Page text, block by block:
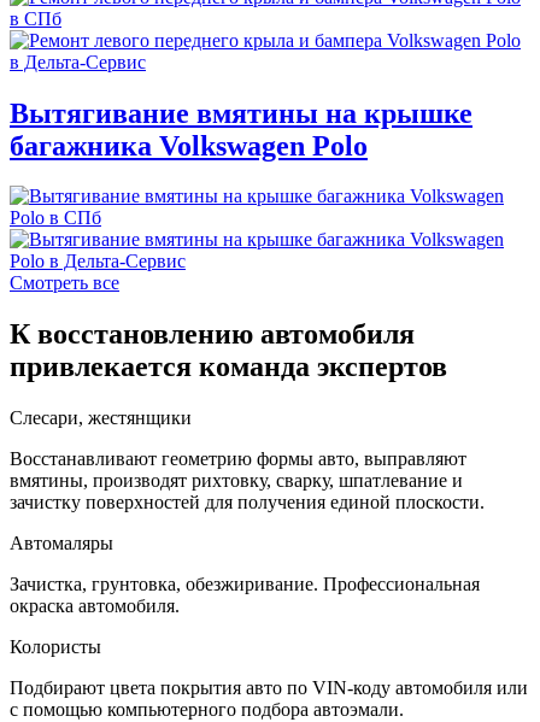
Вытягивание вмятины на крышке
багажника Volkswagen Polo
Смотреть все
К восстановлению автомобиля
привлекается команда экспертов
Слесари, жестянщики
Восстанавливают геометрию формы авто, выправляют
вмятины, производят рихтовку, сварку, шпатлевание и
зачистку поверхностей для получения единой плоскости.
Автомаляры
Зачистка, грунтовка, обезжиривание. Профессиональная
окраска автомобиля.
Колористы
Подбирают цвета покрытия авто по VIN-коду автомобиля или
с помощью компьютерного подбора автоэмали.